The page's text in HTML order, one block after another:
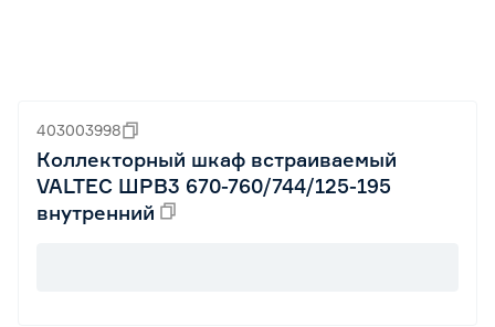
403003998
Коллекторный шкаф встраиваемый
VALTEC ШРВ3 670-760/744/125-195
внутренний